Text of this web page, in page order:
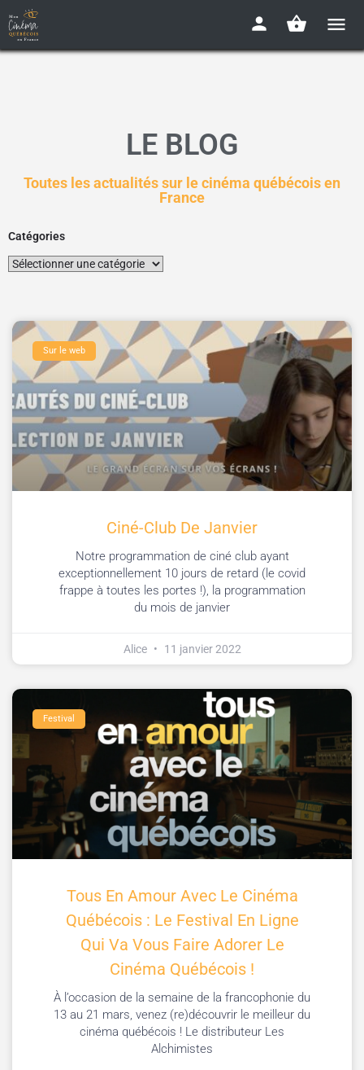
LE BLOG
Toutes les actualités sur le cinéma québécois en
France
Catégories
Sur le web
Ciné-Club De Janvier
Notre programmation de ciné club ayant
exceptionnellement 10 jours de retard (le covid
frappe à toutes les portes !), la programmation
du mois de janvier
Alice 11 janvier 2022
Festival
Tous En Amour Avec Le Cinéma
Québécois : Le Festival En Ligne
Qui Va Vous Faire Adorer Le
Cinéma Québécois !
À l’occasion de la semaine de la francophonie du
13 au 21 mars, venez (re)découvrir le meilleur du
cinéma québécois ! Le distributeur Les
Alchimistes